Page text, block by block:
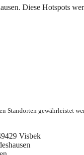
Diese Hotspots
Standorten gewährleistet
Visbek